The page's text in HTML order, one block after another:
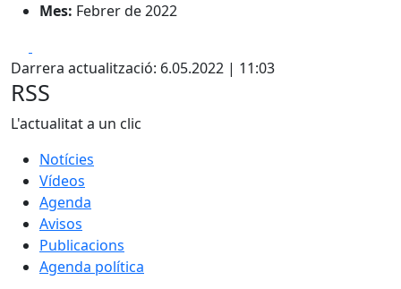
Mes: Febrer de 2022
Darrera actualització: 6.05.2022 | 11:03
RSS
L'actualitat a un clic
Notícies
Vídeos
Agenda
Avisos
Publicacions
Agenda política